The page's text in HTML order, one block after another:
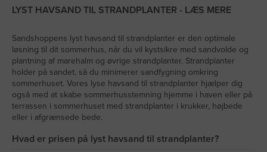
LYST HAVSAND TIL STRANDPLANTER - LÆS MERE
Sandshoppens lyst havsand til strandplanter er den optimale
løsning til dit sommerhus, når du vil kystsikre med sandvolde og
plantning af marehalm og øvrige strandplanter. Strandplanter
holder på sandet, så du minimerer sandfygning omkring
sommerhuset. Vores lyse havsand til strandplanter hjælper dig
også med at skabe sommerhusstemning hjemme i haven eller på
terrassen i sommerhuset med strandplanter i krukker, højbede
eller i afgrænsede bede.
Hvad er prisen på lyst havsand til strandplanter?